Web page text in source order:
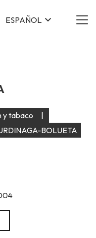
ESPAÑOL
y tabaco
|
BOLUETA